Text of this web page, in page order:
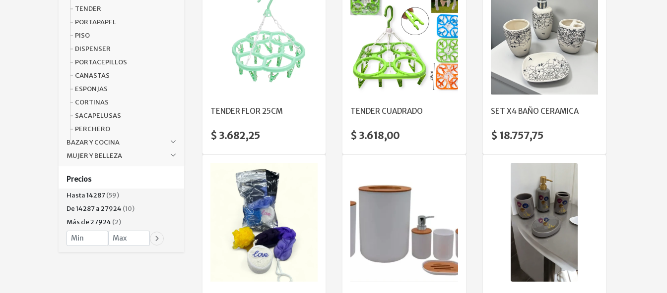
TENDER
PORTAPAPEL
PISO
DISPENSER
PORTACEPILLOS
CANASTAS
ESPONJAS
CORTINAS
SACAPELUSAS
PERCHERO
BAZAR Y COCINA
MUJER Y BELLEZA
Precios
Hasta 14287(59)
De 14287 a 27924 (10)
Más de 27924 (2)
TENDER FLOR 25CM
$ 3.682,25
VER DETALLE
TENDER CUADRADO
$ 3.618,00
VER DETALLE
SET X4 BAÑO CERAMICA
$ 18.757,75
VER DETALLE
VER DETALLE VER DETALLE VER DETALLE